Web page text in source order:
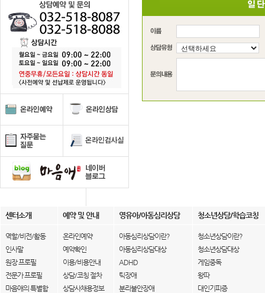
센터소개 예약 및 안내 영유아/아동심리상담 청소년상담/학습코칭
역할/비전/활동
인사말
원장 프로필
전문가 프로필
마음애의 특별함
온라인예약
예약확인
이용/비용안내
상담/코칭 절차
상담사채용정보
아동심리상담이란?
아동심리상담대상
ADHD
틱장애
분리불안장애
청소년상담이란?
청소년상담대상
게임중독
왕따
대인기피증